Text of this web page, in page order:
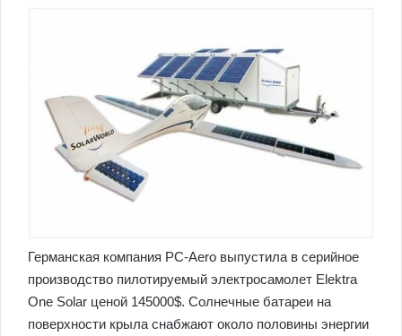
Германская компания PC-Aero выпустила в серийное
производство пилотируемый электросамолет Elektra
One Solar ценой 145000$. Солнечные батареи на
поверхности крыла снабжают около половины энергии